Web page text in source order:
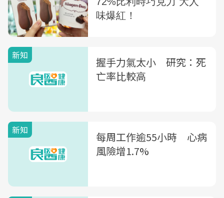
新知
握手力氣太小 研究：死
亡率比較高
新知
每周工作逾55小時 心病
風險增1.7%